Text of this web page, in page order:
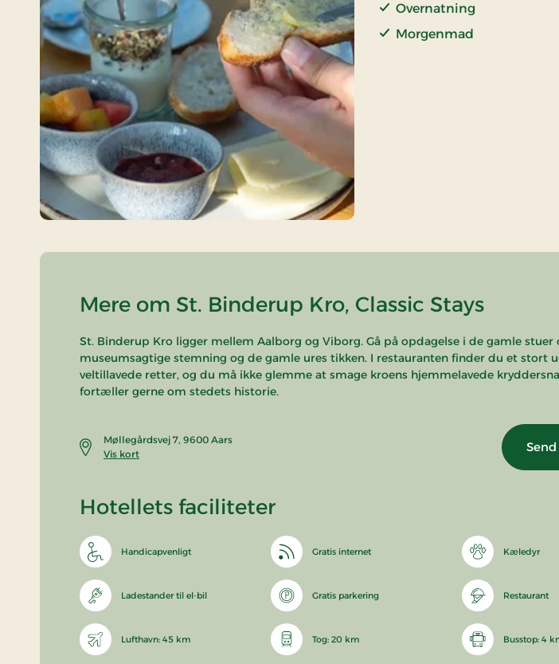
Overnatning
Morgenmad
Mere om St. Binderup Kro, Classic Stays
St. Binderup Kro ligger mellem Aalborg og Viborg. Gå på opdagelse i de gamle stuer
museumsagtige stemning og de gamle ures tikken. I restauranten finder du et stort
veltillavede retter, og du må ikke glemme at smage kroens hjemmelavede
fortæller gerne om stedets historie.
Møllegårdsvej 7, 9600 Aars
Vis kort
Hotellets faciliteter
Handicapvenligt Gratis internet Kæledyr
Ladestander til el-bil Gratis parkering Restaurant
Lufthavn: 45 km Tog: 20 km Busstop: 4